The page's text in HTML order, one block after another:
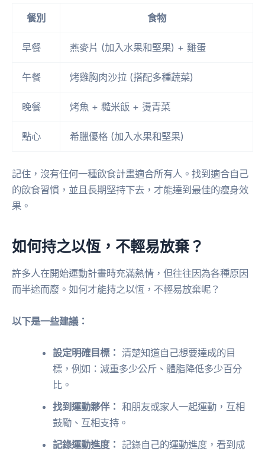
餐別 食物
早餐 燕麥片 (加入水果和堅果) + 雞蛋
午餐 烤雞胸肉沙拉 (搭配多種蔬菜)
晚餐 烤魚 + 糙米飯 + 燙青菜
點心 希臘優格 (加入水果和堅果)
記住，沒有任何一種飲食計畫適合所有人。找到適合自己
的飲食習慣，並且長期堅持下去，才能達到最佳的瘦身效
果。
如何持之以恆，不輕易放棄？
許多人在開始運動計畫時充滿熱情，但往往因為各種原因
而半途而廢。如何才能持之以恆，不輕易放棄呢？
以下是一些建議：
設定明確目標： 清楚知道自己想要達成的目
標，例如：減重多少公斤、體脂降低多少百分
比。
找到運動夥伴： 和朋友或家人一起運動，互相
鼓勵、互相支持。
記錄運動進度： 記錄自己的運動進度，看到成